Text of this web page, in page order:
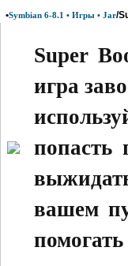
•Symbian 6-8.1 • Игры • Jar/
Super
игра
вашем